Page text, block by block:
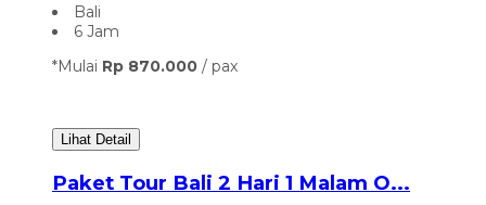
Bali
6 Jam
*Mulai Rp 870.000 / pax
Lihat Detail
Paket Tour Bali 2 Hari 1 Malam O...